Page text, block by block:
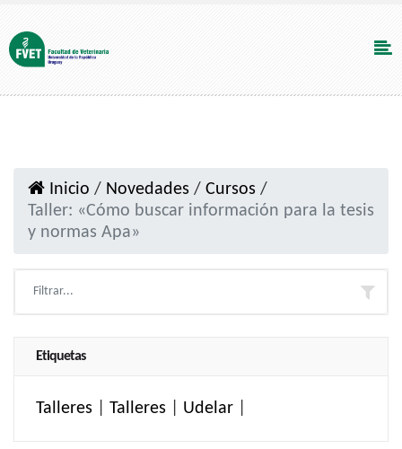
Inicio / Novedades / Cursos /
Taller: «Cómo buscar información para la tesis
y normas Apa»
Etiquetas
Talleres Talleres Udelar